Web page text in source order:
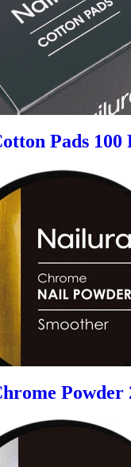
Pads 100
Powder